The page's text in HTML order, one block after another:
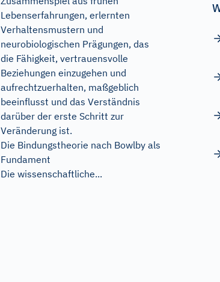
Lebenserfahrungen, erlernten
Verhaltensmustern und
neurobiologischen Prägungen, das
die Fähigkeit, vertrauensvolle
Beziehungen einzugehen und
aufrechtzuerhalten, maßgeblich
beeinflusst und das Verständnis
darüber der erste Schritt zur
Veränderung ist.
Die Bindungstheorie nach Bowlby als
Fundament
Die wissenschaftliche...